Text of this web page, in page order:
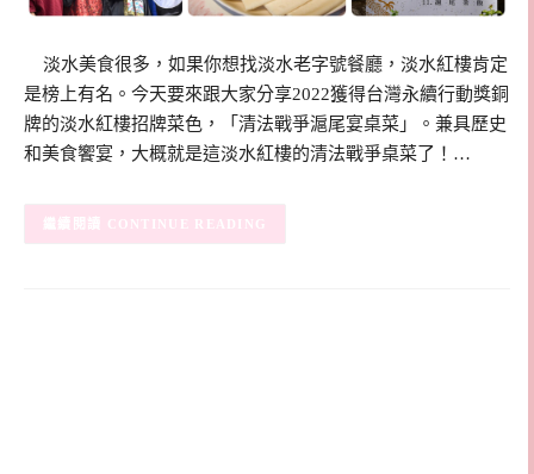
淡水美食很多，如果你想找淡水老字號餐廳，淡水紅樓肯定
是榜上有名。今天要來跟大家分享2022獲得台灣永續行動獎銅
牌的淡水紅樓招牌菜色，「清法戰爭滬尾宴桌菜」。兼具歷史
和美食饗宴，大概就是這淡水紅樓的清法戰爭桌菜了！…
CONTINUE READING